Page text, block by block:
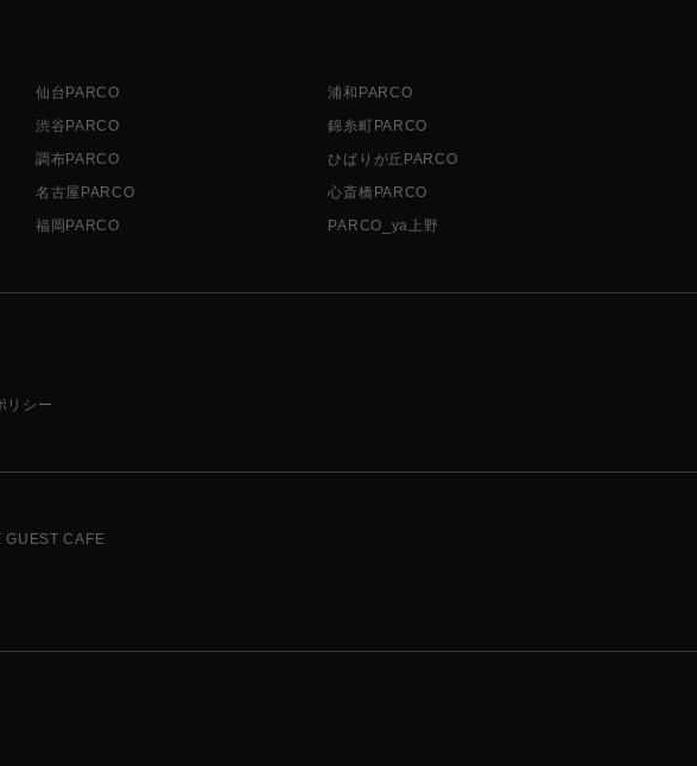
仙台PARCO
浦和PARCO
渋谷PARCO
錦糸町PARCO
調布PARCO
ひばりが丘PARCO
名古屋PARCO
心斎橋PARCO
福岡PARCO PARCO_ya上野
リシー
GUEST CAFE